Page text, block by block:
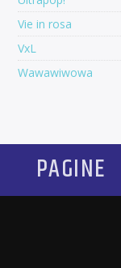
Vie in rosa
VxL
Wawawiwowa
PAGINE